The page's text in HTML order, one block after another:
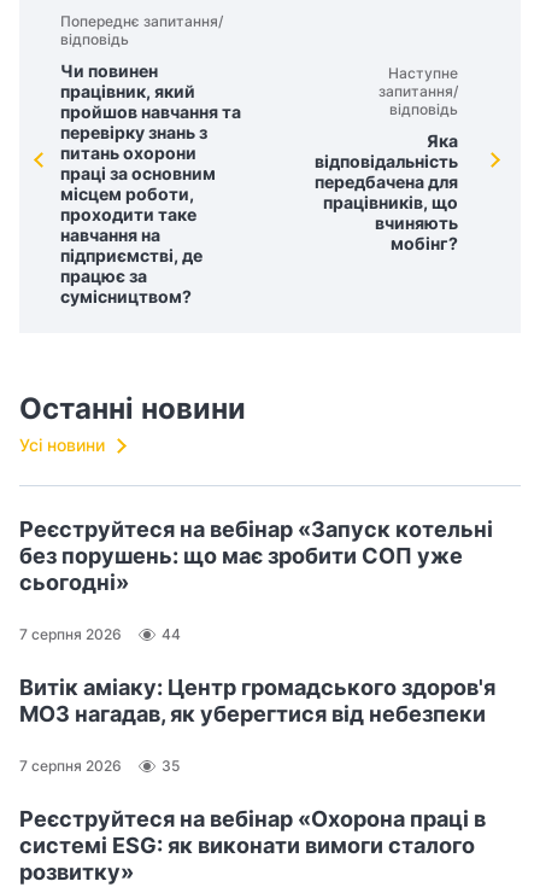
Попереднє запитання/
відповідь
Чи повинен
працівник, який
пройшов навчання та
перевірку знань з
питань охорони
праці за основним
місцем роботи,
проходити таке
навчання на
підприємстві, де
працює за
сумісництвом?
Наступне
запитання/
відповідь
Яка
відповідальність
передбачена для
працівників, що
вчиняють
мобінг?
Останні новини
Усі новини
Реєструйтеся на вебінар «Запуск котельні
без порушень: що має зробити СОП уже
сьогодні»
7 серпня 2026 44
Витік аміаку: Центр громадського здоров'я
МОЗ нагадав, як уберегтися від небезпеки
7 серпня 2026 35
Реєструйтеся на вебінар «Охорона праці в
системі ESG: як виконати вимоги сталого
розвитку»